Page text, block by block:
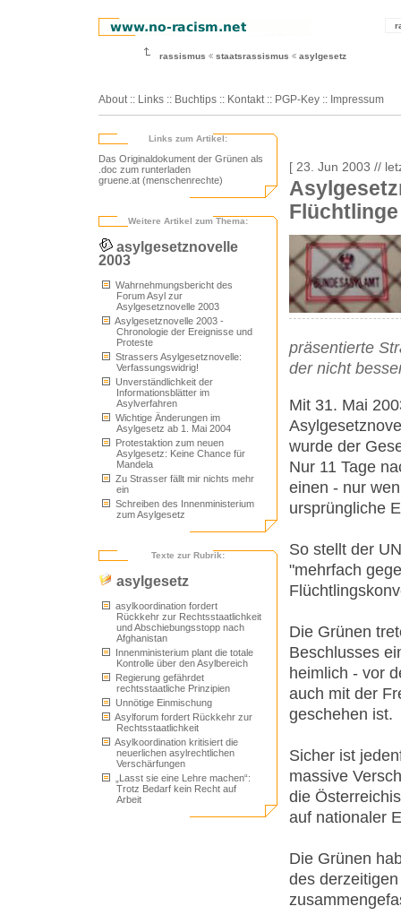
rassismus staatsrassismus asylgesetz
About :: Links :: Buchtips :: Kontakt :: PGP-Key :: Impressum
Links zum Artikel:
Das Originaldokument der Grünen als
.doc zum runterladen
gruene.at (menschenrechte)
Weitere Artikel zum Thema:
asylgesetznovelle
2003
Wahrnehmungsbericht des
Forum Asyl zur
Asylgesetznovelle 2003
Asylgesetznovelle 2003 -
Chronologie der Ereignisse und
Proteste
Strassers Asylgesetznovelle:
Verfassungswidrig!
Unverständlichkeit der
Informationsblätter im
Asylverfahren
Wichtige Änderungen im
Asylgesetz ab 1. Mai 2004
Protestaktion zum neuen
Asylgesetz: Keine Chance für
Mandela
Zu Strasser fällt mir nichts mehr
ein
Schreiben des Innenministerium
zum Asylgesetz
Texte zur Rubrik:
asylgesetz
asylkoordination fordert
Rückkehr zur Rechtsstaatlichkeit
und Abschiebungsstopp nach
Afghanistan
Innenministerium plant die totale
Kontrolle über den Asylbereich
Regierung gefährdet
rechtsstaatliche Prinzipien
Unnötige Einmischung
Asylforum fordert Rückkehr zur
Rechtsstaatlichkeit
Asylkoordination kritisiert die
neuerlichen asylrechtlichen
Verschärfungen
„Lasst sie eine Lehre machen“:
Trotz Bedarf kein Recht auf
Arbeit
[ 23. Jun 2003 //
Flüchtlinge
präsentierte
der nicht
Mit 31. Mai
wurde der
Nur 11 Tage
einen - nur
ursprüngliche
So stellt der
"mehrfach
Die Grünen
Beschlusses
heimlich - vor
auch mit der
geschehen ist.
Sicher ist
massive
die
auf nationaler
Die Grünen
des